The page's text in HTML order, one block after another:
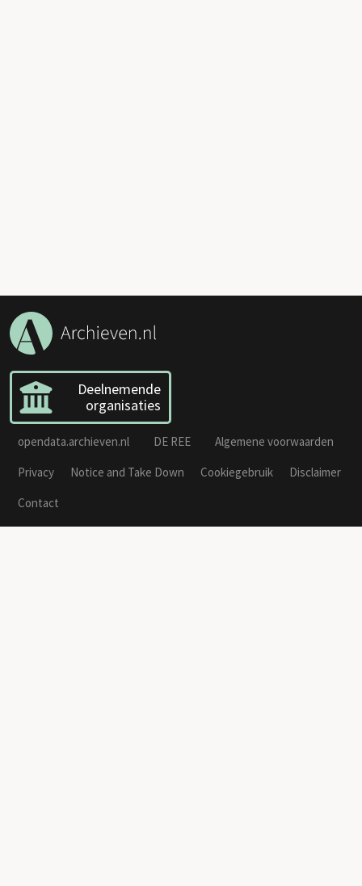
Deelnemende
organisaties
opendata.archieven.nl DE REE
Algemene voorwaarden
Privacy
Notice and Take Down Cookiegebruik
Disclaimer
Contact